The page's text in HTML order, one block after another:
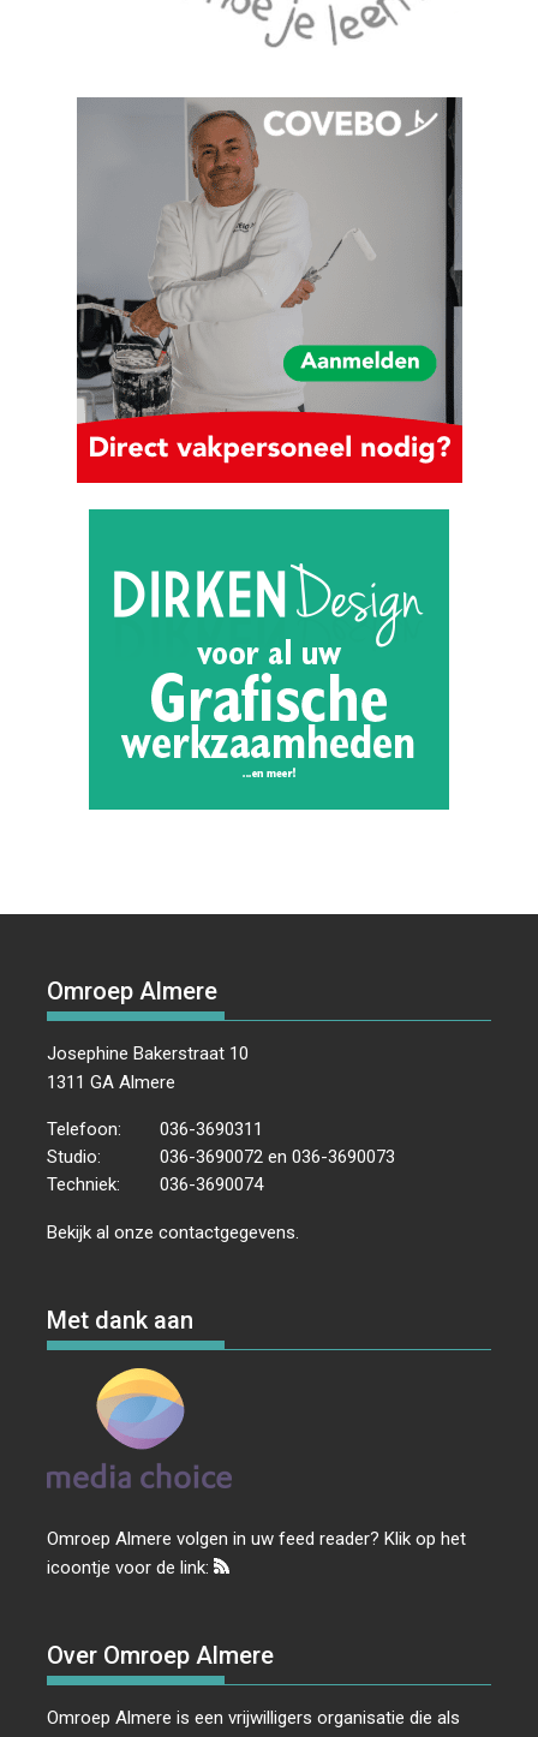
Omroep Almere
Josephine Bakerstraat 10
1311 GA Almere
Telefoon:
036-3690311
Studio:
036-3690072 en 036-3690073
Techniek:
036-3690074
Bekijk al onzecontactgegevens
Met dank aan
Omroep Almere volgen in uw feed reader? Klik op het
icoontje voor de link:
Over Omroep Almere
Omroep Almere is een vrijwilligers organisatie die als